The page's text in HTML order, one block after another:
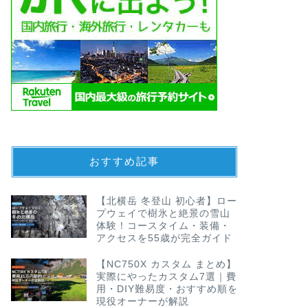
おすすめ記事
【北横岳 冬登山 初心者】ロー
プウェイで樹氷と絶景の雪山
体験！コースタイム・装備・
アクセスを55歳が完全ガイド
【NC750X カスタム まとめ】
実際にやったカスタム7選｜費
用・DIY難易度・おすすめ順を
現役オーナーが解説